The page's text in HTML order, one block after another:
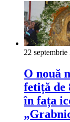
22 septembrie
O nouă
fetiță de
în fața